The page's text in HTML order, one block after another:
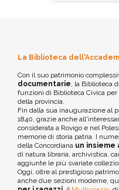
La Biblioteca
Con il suo patrimonio
documentarie, la Biblioteca
funzioni di Biblioteca Civica
della provincia.
Fin dalla sua inaugurazione al
1840, grazie anche
considerata a Rovigo e nel
memorie di storia patria. I
della Concordiana un insieme
di natura libraria, archivistica,
aggiunte le più svariate
Oggi, oltre al prestigioso
anche due sezioni moderne,